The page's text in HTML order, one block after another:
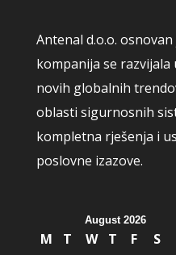
Antenal d.o.o.
kompanija se
novih globalnih
oblasti sigurnosnih
kompletna rješenja i
poslovne izazove.
August 2026
M T W T F S